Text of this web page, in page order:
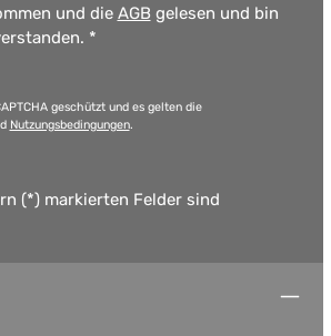
und die AGB gelesen und bin
*
geschützt und es gelten die
Nutzungsbedingungen.
(*) markierten Felder sind